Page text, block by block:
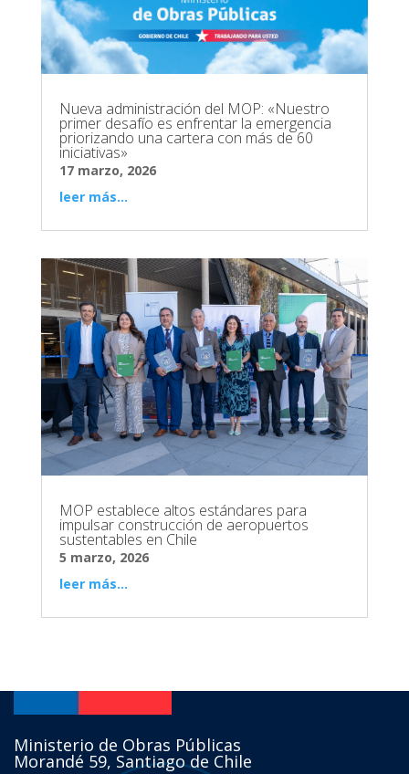
Nueva administración del MOP: «Nuestro
primer desafío es enfrentar la emergencia
priorizando una cartera con más de 60
iniciativas»
17 marzo, 2026
leer más...
MOP establece altos estándares para
impulsar construcción de aeropuertos
sustentables en Chile
5 marzo, 2026
leer más...
Ministerio de Obras Públicas
Morandé 59, Santiago de Chile